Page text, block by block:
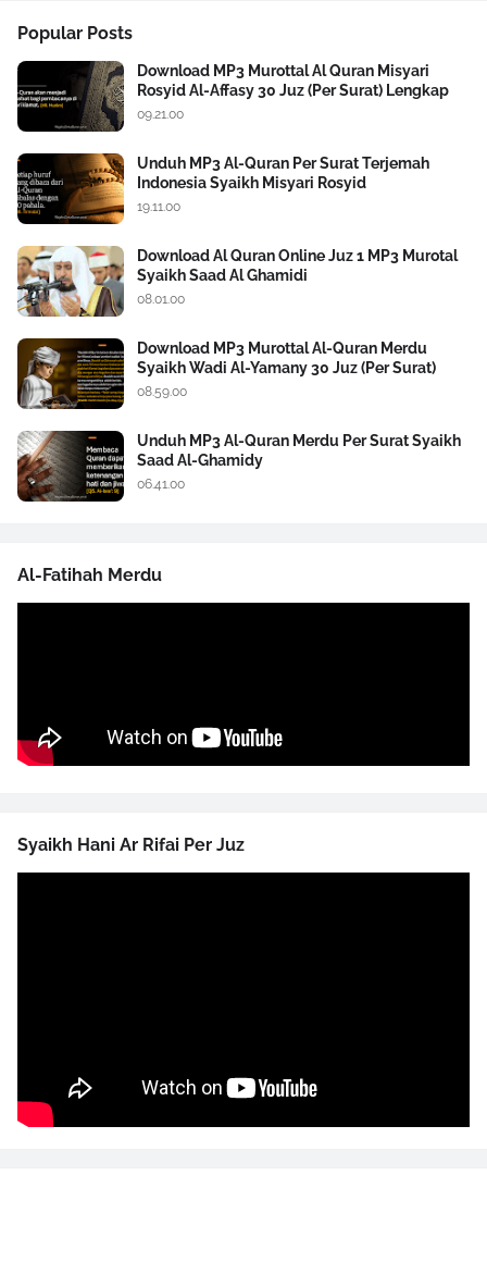
Popular Posts
Download MP3 Murottal Al Quran Misyari
Rosyid Al-Affasy 30 Juz (Per Surat) Lengkap
09.21.00
Unduh MP3 Al-Quran Per Surat Terjemah
Indonesia Syaikh Misyari Rosyid
19.11.00
Download Al Quran Online Juz 1 MP3 Murotal
Syaikh Saad Al Ghamidi
08.01.00
Download MP3 Murottal Al-Quran Merdu
Syaikh Wadi Al-Yamany 30 Juz (Per Surat)
08.59.00
Unduh MP3 Al-Quran Merdu Per Surat Syaikh
Saad Al-Ghamidy
06.41.00
Al-Fatihah Merdu
Syaikh Hani Ar Rifai Per Juz